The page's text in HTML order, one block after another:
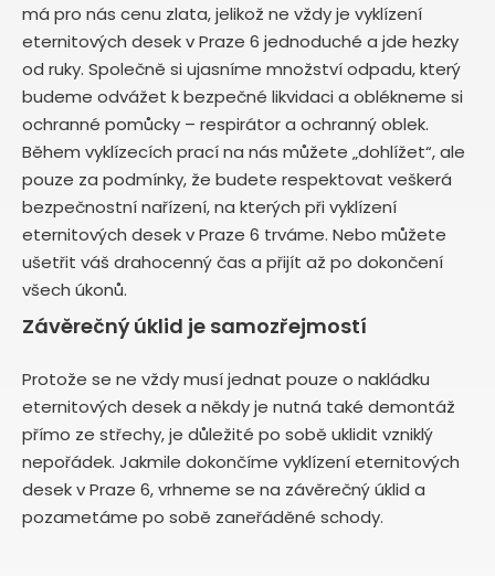
má pro nás cenu zlata, jelikož ne vždy je vyklízení
eternitových desek v Praze 6 jednoduché a jde hezky
od ruky. Společně si ujasníme množství odpadu, který
budeme odvážet k bezpečné likvidaci a oblékneme si
ochranné pomůcky – respirátor a ochranný oblek.
Během vyklízecích prací na nás můžete „dohlížet“, ale
pouze za podmínky, že budete respektovat veškerá
bezpečnostní nařízení, na kterých při vyklízení
eternitových desek v Praze 6 trváme. Nebo můžete
ušetřit váš drahocenný čas a přijít až po dokončení
všech úkonů.
Závěrečný úklid je samozřejmostí
Protože se ne vždy musí jednat pouze o nakládku
eternitových desek a někdy je nutná také demontáž
přímo ze střechy, je důležité po sobě uklidit vzniklý
nepořádek. Jakmile dokončíme vyklízení eternitových
desek v Praze 6, vrhneme se na závěrečný úklid a
pozametáme po sobě zaneřáděné schody.